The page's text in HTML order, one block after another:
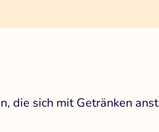
die sich mit Getränken